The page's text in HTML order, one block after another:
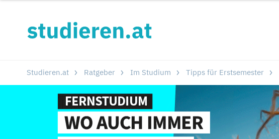
Studieren.at Ratgeber Im Studium Tipps für Erstsemester